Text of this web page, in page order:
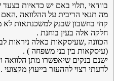
בוודאי ,תלוי באם יש כדאיות בצעד
מה תנאי הריבית על ההלוואה ,האם
קחי בחשבון שבנק למשכנתאות לא
חלקה אלה בעין בוחנת .
הכוונה ,שעיסקאות כאלה ניראות
(עיסקאות בין בני משפחה ) .
ישנם בנקים שיאפשרו מתן הלוואה
לדעתי רצוי לההעזר בייעוץ מקצועי .